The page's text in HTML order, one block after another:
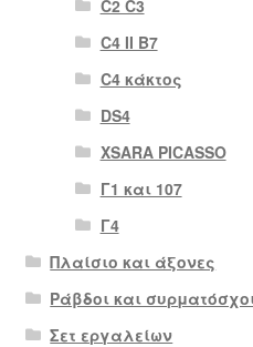
C2 C3
C4 II B7
C4 κάκτος
DS4
XSARA PICASSO
Γ1 και 107
Γ4
Πλαίσιο και άξονες
Ράβδοι και
Σετ εργαλείων